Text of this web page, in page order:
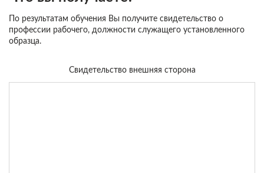
По результатам обучения Вы получите свидетельство о
профессии рабочего, должности служащего установленного
образца.
Свидетельство внешняя сторона